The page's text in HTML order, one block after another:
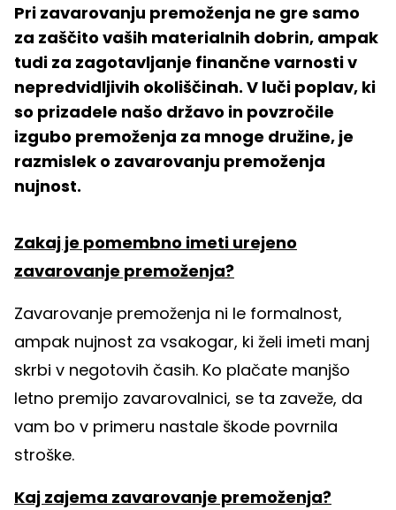
Pri zavarovanju premoženja ne gre samo
za zaščito vaših materialnih dobrin, ampak
tudi za zagotavljanje finančne varnosti v
nepredvidljivih okoliščinah. V luči poplav, ki
so prizadele našo državo in povzročile
izgubo premoženja za mnoge družine, je
razmislek o zavarovanju premoženja
nujnost.
Zakaj je pomembno imeti urejeno
zavarovanje premoženja?
Zavarovanje premoženja ni le formalnost,
ampak nujnost za vsakogar, ki želi imeti manj
skrbi v negotovih časih. Ko plačate manjšo
letno premijo zavarovalnici, se ta zaveže, da
vam bo v primeru nastale škode povrnila
stroške.
Kaj zajema zavarovanje premoženja?